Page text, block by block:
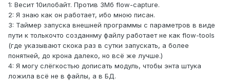
1: Весит 10илобайт. Против 3Мб flow-capture.
2: Я знаю как он работает, ибо мною писан.
3: Таймер запуска внешней программы с параметров в виде
пути к толькочто созданнму файлу работает не как flow-tools
(где указывают скока раз в сутки запускать, а более
понятней, до крона далеко, но всё же лучше.)
4: Я могу слёгкостью дописать модуль, чтобы энта штука
ложила всё не в файлы, а в БД.